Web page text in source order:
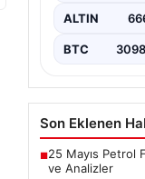
Halen çeşitli…
ALTIN
BTC
Son Eklenen
■25 Mayıs Petrol
ve Analizler